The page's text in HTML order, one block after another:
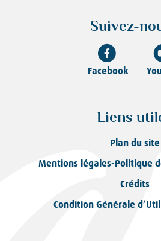
Suivez-
Facebook
Liens
Plan du site
Mentions légales-Politique
Crédits
Condition Générale